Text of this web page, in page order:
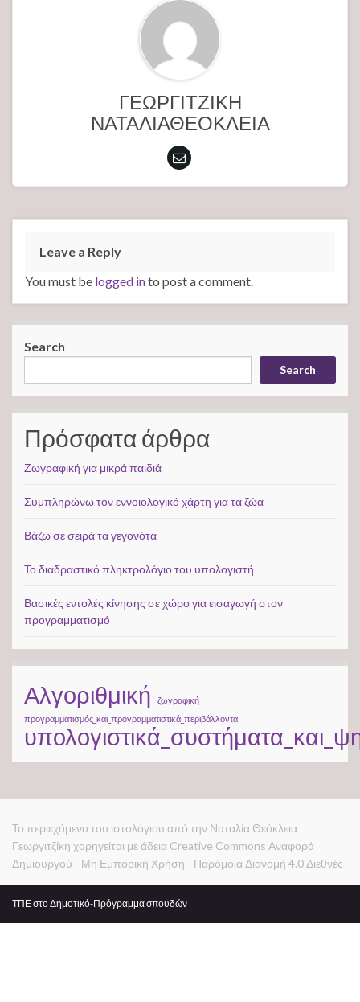
ΓΕΩΡΓΙΤΖΙΚΗ
ΝΑΤΑΛΙΑΘΕΟΚΛΕΙΑ
Leave a Reply
You must be logged into post a comment.
Search
Search
Πρόσφατα άρθρα
Ζωγραφική για μικρά παιδιά
Συμπληρώνω τον εννοιολογικό χάρτη για τα ζώα
Βάζω σε σειρά τα γεγονότα
Το διαδραστικό πληκτρολόγιο του υπολογιστή
Βασικές εντολές κίνησης σε χώρο για εισαγωγή στον
προγραμματισμό
Αλγοριθμική
ζωγραφική
προγραμματισμός_και_προγραμματιστικά_περιβάλλοντα
Το περιεχόμενο του ιστολόγιου από την Ναταλία Θεόκλεια
Γεωργιτζίκη χορηγείται με άδεια Creative Commons Αναφορά
Δημιουργού - Μη Εμπορική Χρήση - Παρόμοια Διανομή 4.0 Διεθνές
ΤΠΕ στο Δημοτικό-Πρόγραμμα σπουδών